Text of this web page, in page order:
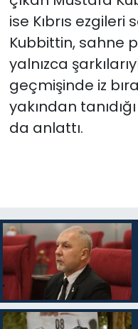
ise Kıbrıs
Kubbittin, sahne
yalnızca
geçmişinde iz
yakından
da anlattı.